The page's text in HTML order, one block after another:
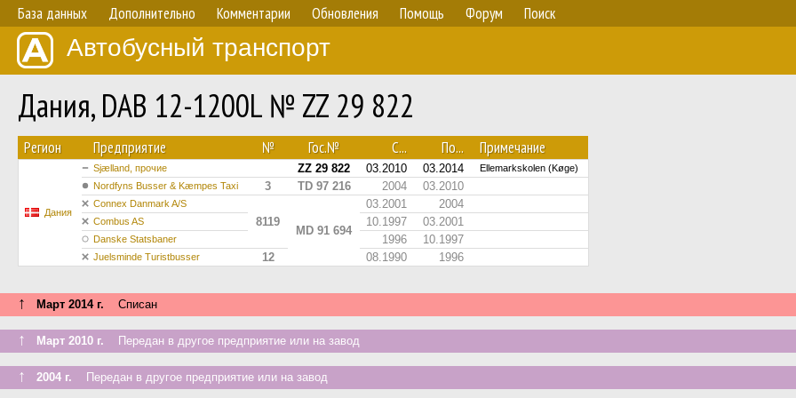
База данных Дополнительно Комментарии Обновления Помощь Форум Поиск
Автобусный транспорт
Дания, DAB 12-1200L № ZZ 29 822
Регион Предприятие № Гос.№ С... По... Примечание
Дания
Sjælland, прочие ZZ 29 822 03.2010 03.2014
Ellemarkskolen (Køge)
Nordfyns Busser & Kæmpes Taxi
3 TD 97 216 2004 03.2010
Connex Danmark A/S
8119
MD 91 694
03.2001 2004
Combus AS 10.1997 03.2001
Danske Statsbaner 1996 10.1997
Juelsminde Turistbusser 12 08.1990 1996
↑ Март 2014 г. Списан
↑ Март 2010 г. Передан в другое предприятие или на завод
↑ 2004 г. Передан в другое предприятие или на завод